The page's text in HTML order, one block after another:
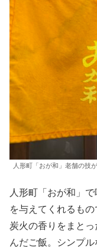
人形町「おが和」老舗の技
人形町「おが和」
を与えてくれるも
炭火の香りをまと
んだご飯。シンプ